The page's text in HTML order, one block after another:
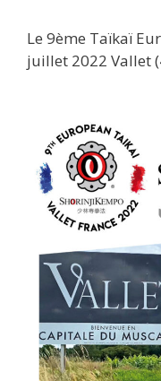
Le 9ème Taïkaï
juillet 2022 Vallet